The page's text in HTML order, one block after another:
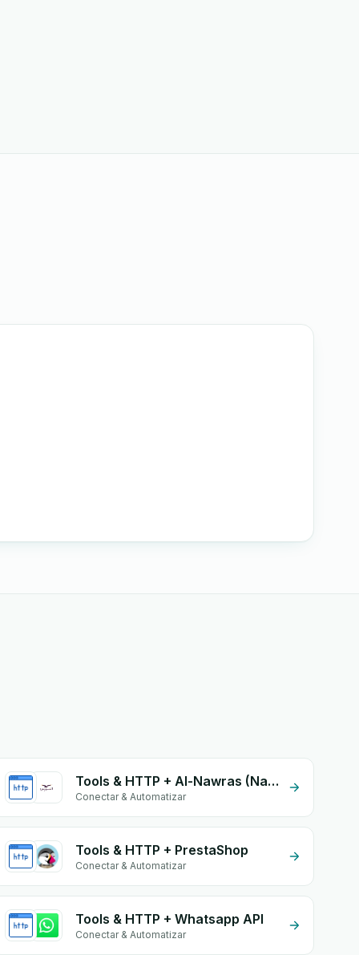
Tools & HTTP + Al-Nawras (Nawris)
Conectar & Automatizar
Tools & HTTP + PrestaShop
Conectar & Automatizar
Tools & HTTP + Whatsapp API
Conectar & Automatizar